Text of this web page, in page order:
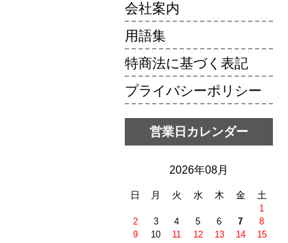
会社案内
用語集
特商法に基づく表記
プライバシーポリシー
営業日カレンダー
2026年08月
日 月 火 水 木 金 土
1
2
3 4 5 6 7
8
9
10 11 12 13 14
15